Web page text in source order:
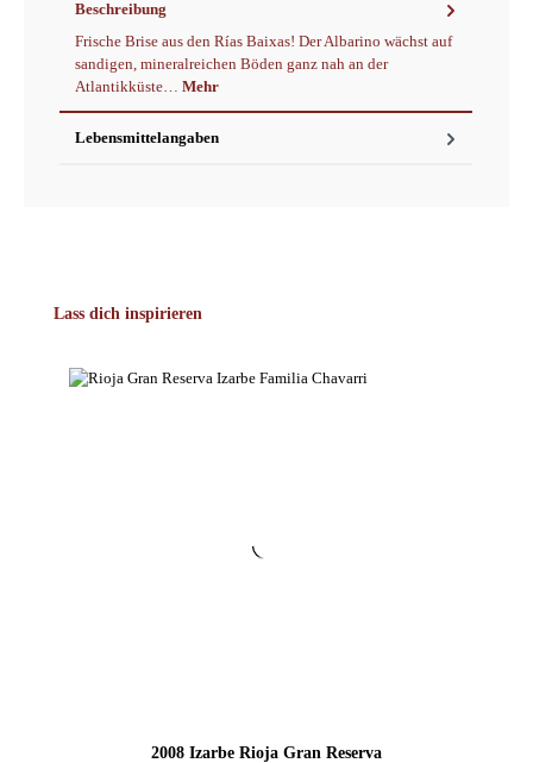
Beschreibung
Frische Brise aus den Rías Baixas! Der Albarino wächst auf
sandigen, mineralreichen Böden ganz nah an der
Atlantikküste… Mehr
Lebensmittelangaben
Produktgalerie überspringen
Lass dich inspirieren
2008 Izarbe Rioja Gran Reserva